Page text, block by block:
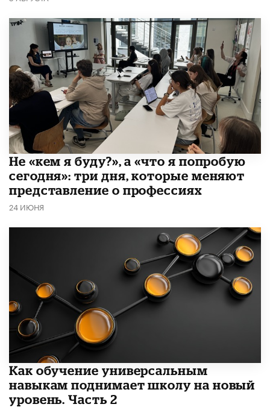
Не «кем я буду?», а «что я попробую
сегодня»: три дня, которые меняют
представление о профессиях
24 ИЮНЯ
​Как обучение универсальным
навыкам поднимает школу на новый
уровень. Часть 2